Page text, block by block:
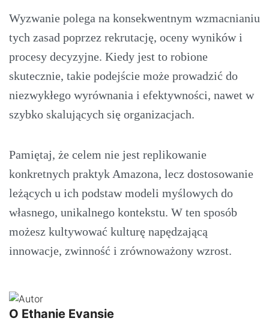
Wyzwanie polega na konsekwentnym wzmacnianiu
tych zasad poprzez rekrutację, oceny wyników i
procesy decyzyjne. Kiedy jest to robione
skutecznie, takie podejście może prowadzić do
niezwykłego wyrównania i efektywności, nawet w
szybko skalujących się organizacjach.
Pamiętaj, że celem nie jest replikowanie
konkretnych praktyk Amazona, lecz dostosowanie
leżących u ich podstaw modeli myślowych do
własnego, unikalnego kontekstu. W ten sposób
możesz kultywować kulturę napędzającą
innowacje, zwinność i zrównoważony wzrost.
O Ethanie Evansie